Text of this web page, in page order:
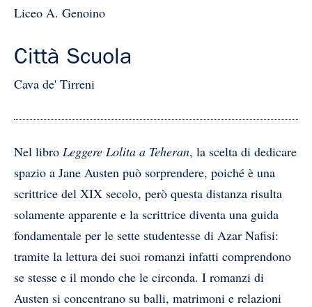
Liceo A. Genoino
Città Scuola
Cava de' Tirreni
Nel libro Leggere Lolita a Teheran, la scelta di dedicare
spazio a Jane Austen può sorprendere, poiché è una
scrittrice del XIX secolo, però questa distanza risulta
solamente apparente e la scrittrice diventa una guida
fondamentale per le sette studentesse di Azar Nafisi:
tramite la lettura dei suoi romanzi infatti comprendono
se stesse e il mondo che le circonda. I romanzi di
Austen si concentrano su balli, matrimoni e relazioni